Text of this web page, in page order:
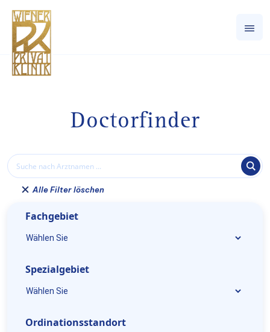
Doctorfinder
Fachgebiet
Spezialgebiet
Ordinationsstandort
Alle Filter löschen